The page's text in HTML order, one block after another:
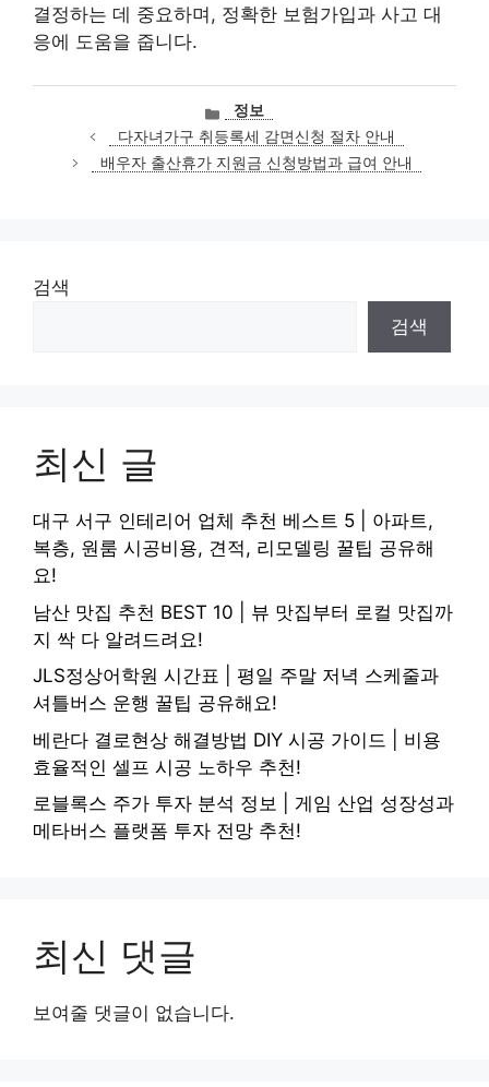
결정하는 데 중요하며, 정확한 보험가입과 사고 대
응에 도움을 줍니다.
카
테
고
리
정보
다자녀가구 취등록세 감면신청 절차 안내
배우자 출산휴가 지원금 신청방법과 급여 안내
검색
검색
최신 글
대구 서구 인테리어 업체 추천 베스트 5 | 아파트,
복층, 원룸 시공비용, 견적, 리모델링 꿀팁 공유해
요!
남산 맛집 추천 BEST 10 | 뷰 맛집부터 로컬 맛집까
지 싹 다 알려드려요!
JLS정상어학원 시간표 | 평일 주말 저녁 스케줄과
셔틀버스 운행 꿀팁 공유해요!
베란다 결로현상 해결방법 DIY 시공 가이드 | 비용
효율적인 셀프 시공 노하우 추천!
로블록스 주가 투자 분석 정보 | 게임 산업 성장성과
메타버스 플랫폼 투자 전망 추천!
최신 댓글
보여줄 댓글이 없습니다.